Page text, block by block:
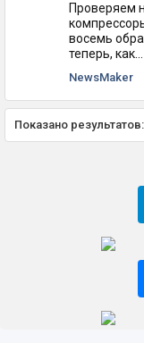
Проверяем
восемь
теперь, как...
NewsMaker
Показано